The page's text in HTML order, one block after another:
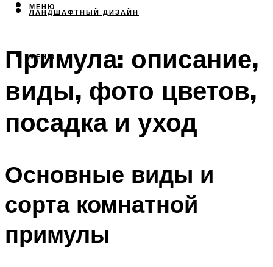
ЛАНДШАФТНЫЙ ДИЗАЙН
МЕНЮ
МЕНЮ
Примула: описание,
виды, фото цветов,
посадка и уход
Основные виды и
сорта комнатной
примулы